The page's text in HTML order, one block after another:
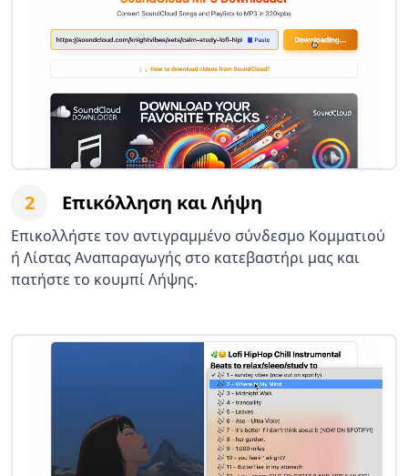
2 Επικόλληση και Λήψη
Επικολλήστε τον αντιγραμμένο σύνδεσμο Κομματιού
ή Λίστας Αναπαραγωγής στο κατεβαστήρι μας και
πατήστε το κουμπί Λήψης.